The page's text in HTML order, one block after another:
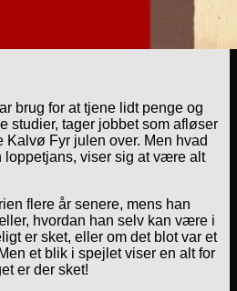
brug for at tjene lidt penge og
studier, tager jobbet som afløser
Kalvø Fyr julen over. Men hvad
loppetjans, viser sig at være alt
flere år senere, mens han
hvordan han selv kan være i
er sket, eller om det blot var et
et blik i spejlet viser en alt for
er der sket!